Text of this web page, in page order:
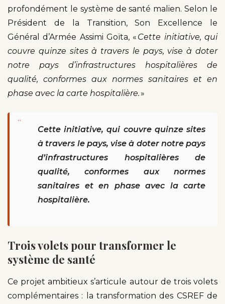
profondément le système de santé malien. Selon le
Président de la Transition, Son Excellence le
Général d’Armée Assimi Goïta, « Cette initiative, qui
couvre quinze sites à travers le pays, vise à doter
notre pays d’infrastructures hospitalières de
qualité, conformes aux normes sanitaires et en
phase avec la carte hospitalière.»
“
Cette initiative, qui couvre quinze sites
à travers le pays, vise à doter notre pays
d’infrastructures hospitalières de
qualité, conformes aux normes
sanitaires et en phase avec la carte
hospitalière.
Trois volets pour transformer le
système de santé
Ce projet ambitieux s’articule autour de trois volets
complémentaires : la transformation des CSREF de